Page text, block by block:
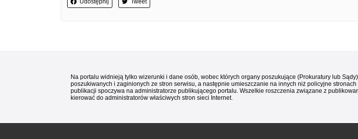
Udostępnij Tweet
Na portalu widnieją tylko wizerunki i dane osób, wobec których organy poszukujące (Prokuratury lub
poszukiwanych i zaginionych ze stron serwisu, a następnie umieszczanie na innych niż policyjne
publikacji spoczywa na administratorze publikującego portalu. Wszelkie roszczenia związane z
kierować do administratorów właściwych stron sieci Internet.